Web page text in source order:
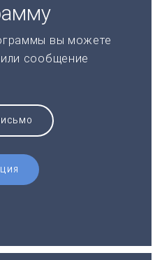
вы можете
сообщение